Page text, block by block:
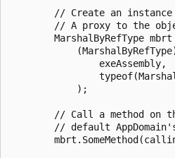
// Create an
// A proxy to the
MarshalByRefType mbrt
                exeAssembly,
            );
// Call a method on
// default